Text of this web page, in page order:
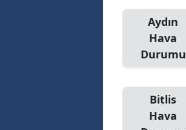
Aydın
Hava
Durumu
Bitlis
Hava